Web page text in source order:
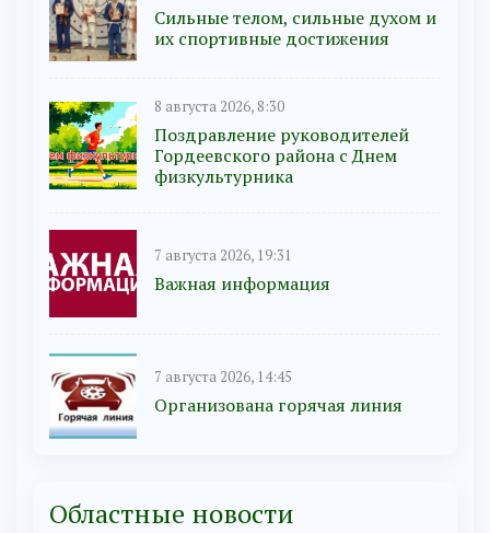
Сильные телом, сильные духом и
их спортивные достижения
8 августа 2026, 8:30
Поздравление руководителей
Гордеевского района с Днем
физкультурника
7 августа 2026, 19:31
Важная информация
7 августа 2026, 14:45
Организована горячая линия
Областные новости